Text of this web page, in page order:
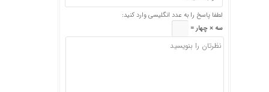
لطفا پاسخ را به عدد انگلیسی وارد کنید:
سه × چهار =